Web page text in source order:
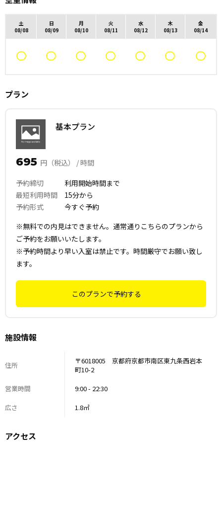
土
08/08
日
08/09
月
08/10
火
08/11
水
08/12
木
08/13
金
08/14
プラン
基本プラン
695 円（税込） / 時間
予約締切 利用開始時間まで
最短利用時間 15分から
予約形式 今すぐ予約
※無料での内見はできません。通常通りこちらのプランから
ご予約をお願いいたします。
※予約時間より早い入室は禁止です。時間厳守でお願い致し
ます。
このプランで予約する
施設情報
住所
〒6018005 京都府京都市南区東九条西岩本
町10-2
営業時間
9:00 - 22:30
広さ
1.8㎡
アクセス